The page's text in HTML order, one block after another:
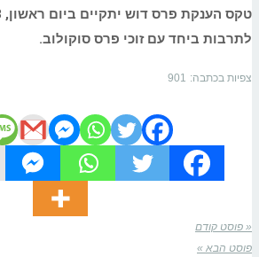
לתרבות ביחד עם זוכי פרס סוקולוב.
צפיות בכתבה: 901
« פוסט קודם
פוסט הבא »